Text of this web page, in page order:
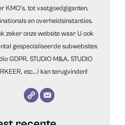
KMO’s, tot vastgoedgiganten,
en overheidsinstanties.
zeker onze website waar U ook
gespecialiseerde subwebsites
GDPR, STUDIO M&A, STUDIO
etc...) kan terugvinden!